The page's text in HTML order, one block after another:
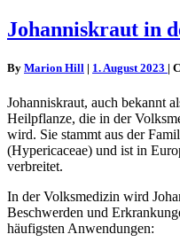
Johanniskraut in
By Marion Hill | 1. August 2023 |
Johanniskraut, auch bekannt
Heilpflanze, die in der
wird. Sie stammt aus der
(Hypericaceae) und ist in
verbreitet.
In der Volksmedizin wird
Beschwerden und
häufigsten Anwendungen: